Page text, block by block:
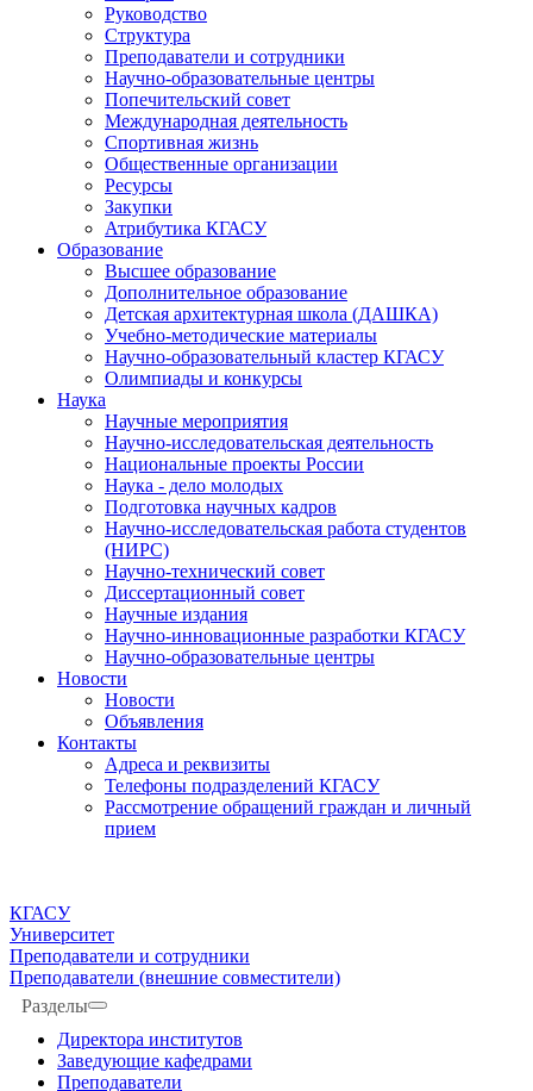
Руководство
Структура
Преподаватели и сотрудники
Научно-образовательные центры
Попечительский совет
Международная деятельность
Спортивная жизнь
Общественные организации
Ресурсы
Закупки
Атрибутика КГАСУ
Образование
Высшее образование
Дополнительное образование
Детская архитектурная школа (ДАШКА)
Учебно-методические материалы
Научно-образовательный кластер КГАСУ
Олимпиады и конкурсы
Наука
Научные мероприятия
Научно-исследовательская деятельность
Национальные проекты России
Наука - дело молодых
Подготовка научных кадров
Научно-исследовательская работа студентов
(НИРС)
Научно-технический совет
Диссертационный совет
Научные издания
Научно-инновационные разработки КГАСУ
Научно-образовательные центры
Новости
Новости
Объявления
Контакты
Адреса и реквизиты
Телефоны подразделений КГАСУ
Рассмотрение обращений граждан и личный
прием
КГАСУ
Университет
Преподаватели и сотрудники
Преподаватели (внешние совместители)
Разделы
Директора институтов
Заведующие кафедрами
Преподаватели